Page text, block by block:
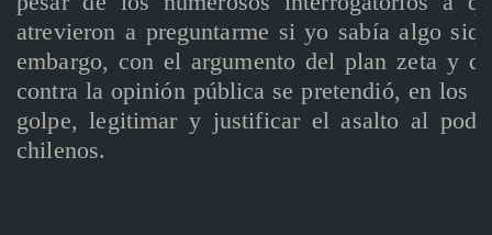
atrevieron a preguntarme si yo sabía algo
embargo, con el argumento del plan zeta y
contra la opinión pública se pretendió, en los
golpe, legitimar y justificar el asalto al
chilenos.